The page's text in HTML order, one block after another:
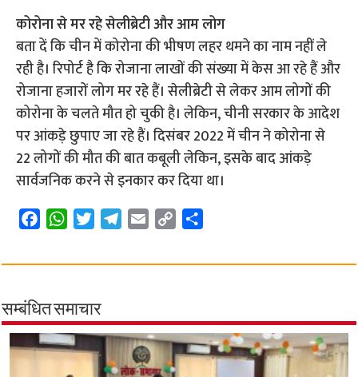
कोरोना से मर रहे सेलीब्रेटी और आम लोग
बता दें कि चीन में कोरोना की भीषण लहर थमने का नाम नहीं ले
रही है। रिपोर्ट है कि रोजाना लाखों की संख्या में केस आ रहे हैं और
रोजाना हजारों लोग मर रहे हैं। सेलीब्रेटी से लेकर आम लोगों की
कोरोना के चलते मौत हो चुकी है। लेकिन, चीनी सरकार के आदेश
पर आंकड़े छुपाए जा रहे हैं। दिसंबर 2022 में चीन ने कोरोना से
22 लोगों की मौत की बात कबूली लेकिन, इसके बाद आंकड़े
सार्वजनिक करने से इनकार कर दिया था।
c
b
o
o
k
W
a
s
A
p
p
i
t
e
r
l
r
a
m
a
p
i
n
k
a
सम्बंधित समाचार